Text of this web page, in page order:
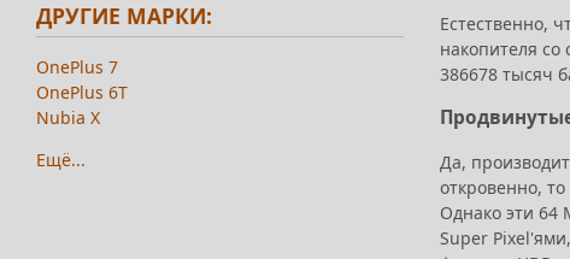
Естественно,
накопителя
386678 тысяч
Да,
откровенно,
Однако эти 64
Super
ДРУГИЕ МАРКИ:
OnePlus 7
OnePlus 6T
Nubia X
Ещё...